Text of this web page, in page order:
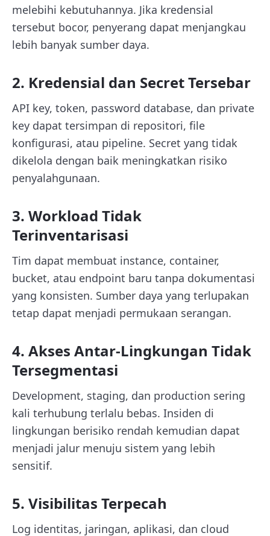
melebihi kebutuhannya. Jika kredensial
tersebut bocor, penyerang dapat menjangkau
lebih banyak sumber daya.
2. Kredensial dan Secret Tersebar
API key, token, password database, dan private
key dapat tersimpan di repositori, file
konfigurasi, atau pipeline. Secret yang tidak
dikelola dengan baik meningkatkan risiko
penyalahgunaan.
3. Workload Tidak
Terinventarisasi
Tim dapat membuat instance, container,
bucket, atau endpoint baru tanpa dokumentasi
yang konsisten. Sumber daya yang terlupakan
tetap dapat menjadi permukaan serangan.
4. Akses Antar-Lingkungan Tidak
Tersegmentasi
Development, staging, dan production sering
kali terhubung terlalu bebas. Insiden di
lingkungan berisiko rendah kemudian dapat
menjadi jalur menuju sistem yang lebih
sensitif.
5. Visibilitas Terpecah
Log identitas, jaringan, aplikasi, dan cloud